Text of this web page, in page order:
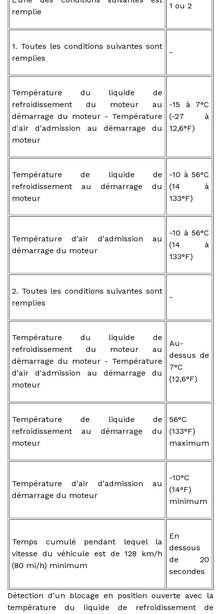
remplie
1 ou 2
1. Toutes les conditions suivantes sont
remplies
-
Température du liquide de
refroidissement du moteur au
démarrage du moteur - Température
d'air d'admission au démarrage du
moteur
-15 à 7°C
(-27 à
12,6°F)
Température de liquide de
refroidissement au démarrage du
moteur
-10 à 56°C
(14 à
133°F)
Température d'air d'admission au
démarrage du moteur
-10 à 56°C
(14 à
133°F)
2. Toutes les conditions suivantes sont
remplies
-
Température du liquide de
refroidissement du moteur au
démarrage du moteur - Température
d'air d'admission au démarrage du
moteur
Au-
dessus de
7°C
(12,6°F)
Température de liquide de
refroidissement au démarrage du
moteur
56°C
(133°F)
maximum
Température d'air d'admission au
démarrage du moteur
-10°C
(14°F)
minimum
Temps cumulé pendant lequel la
vitesse du véhicule est de 128 km/h
(80 mi/h) minimum
En
dessous
de 20
secondes
Détection d'un blocage en position ouverte avec la
température du liquide de refroidissement de